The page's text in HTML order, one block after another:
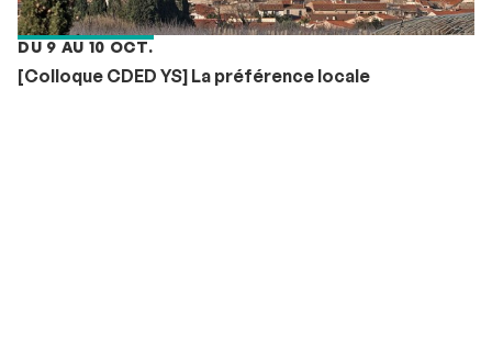
DU 9 AU 10 OCT.
[Colloque CDED YS] La préférence locale